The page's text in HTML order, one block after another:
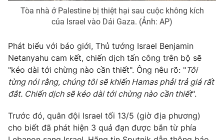
Theo dõi báo trên
Cơ quan chủ quản:
Đài Truyền hình Việt Nam
Cơ quan báo chí:Thời báo VTV
Giấy phép hoạt động báo in và báo điện tử số 483/GP-BTTTT
cấp ngày 29/12/2023
Tổng Biên tập:Vũ Thanh Thủy
Nguyễn Trọng Ninh
Tổng đài VTV:024.38 355 931 - 024.38 355 932
Tòa nhà ở Palestine bị thiệt hại sau cuộc không kích
của Israel vào Dải Gaza. (Ảnh: AP)
Phát biểu với báo giới, Thủ tướng Israel Benjamin
Netanyahu cam kết, chiến dịch tấn công trên bộ sẽ
"kéo dài tới chừng nào cần thiết". Ông nêu rõ: "Tôi
từng nói rằng, chúng tôi sẽ khiến Hamas phải trả giá rất
đắt. Chiến dịch sẽ kéo dài tới chừng nào cần thiết".
Trước đó, quân đội Israel tối 13/5 (giờ địa phương)
cho biết đã phát hiện 3 quả đạn được bắn từ phía